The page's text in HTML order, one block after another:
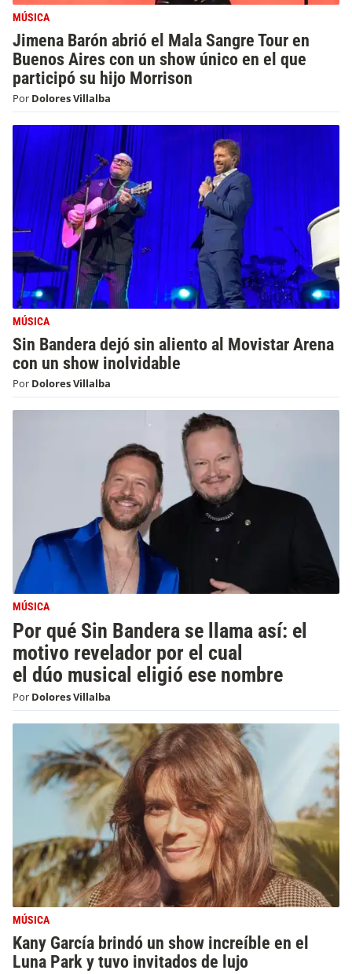
MÚSICA
Jimena Barón abrió el Mala Sangre Tour en
Buenos Aires con un show único en el que
participó su hijo Morrison
Por Dolores Villalba
MÚSICA
Sin Bandera dejó sin aliento al Movistar Arena
con un show inolvidable
Por Dolores Villalba
MÚSICA
Por qué Sin Bandera se llama así: el
motivo revelador por el cual
el dúo musical eligió ese nombre
Por Dolores Villalba
MÚSICA
Kany García brindó un show increíble en el
Luna Park y tuvo invitados de lujo